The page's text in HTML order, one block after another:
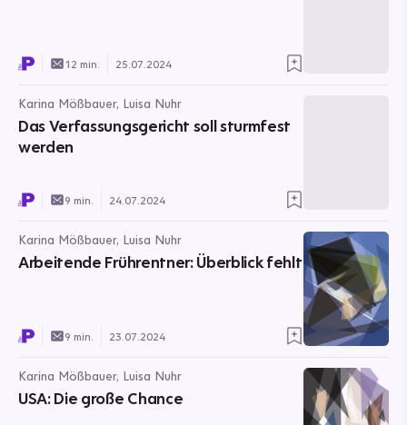
12 min. 25.07.2024
Karina Mößbauer, Luisa Nuhr
Das Verfassungsgericht soll sturmfest
werden
9 min. 24.07.2024
Karina Mößbauer, Luisa Nuhr
Arbeitende Frührentner: Überblick fehlt
9 min. 23.07.2024
Karina Mößbauer, Luisa Nuhr
USA: Die große Chance